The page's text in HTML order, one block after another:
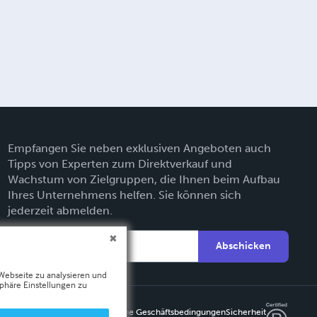
Empfangen Sie neben exklusiven Angeboten auch
Tipps von Experten zum Direktverkauf und
Wachstum von Zielgruppen, die Ihnen beim Aufbau
Ihres Unternehmens helfen. Sie können sich
jederzeit abmelden.
Abschicken
Allgemeine GeschäftsbedingungenSicherheit
zu analysieren und
Einstellungen zu